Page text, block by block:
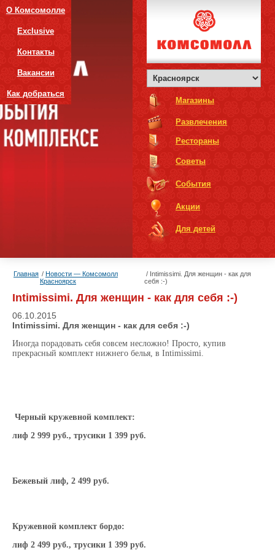
О Комсомолле
Exclusive
Контакты
Вакансии
Как добраться
Магазины
Развлечения
Рестораны
Советы
События
Акции
Для детей
Главная
Новости — Комсомолл
Красноярск
Intimissimi. Для женщин - как для
себя :-)
Intimissimi. Для женщин - как для себя :-)
06.10.2015
Intimissimi. Для женщин - как для себя :-)
Иногда порадовать себя совсем несложно! Просто, купив
прекрасный комплект нижнего белья, в Intimissimi.
Черный кружевной комплект:
лиф 2 999 руб., трусики 1 399 руб.
Бежевый лиф, 2 499 руб.
Кружевной комплект бордо:
лиф 2 499 руб., трусики 1 399 руб.